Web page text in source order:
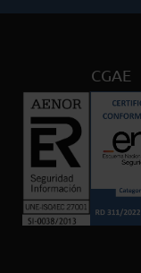
CGAE